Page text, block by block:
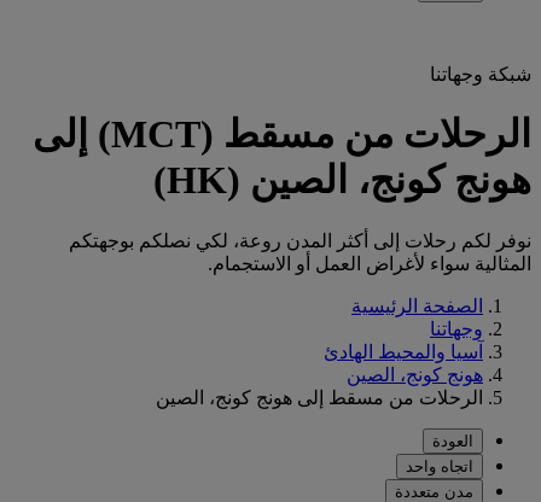
شبكة وجهاتنا
الرحلات من مسقط (MCT) إلى
هونج كونج، الصين (HK)
نوفر لكم رحلات إلى أكثر المدن روعة، لكي نصلكم بوجهتكم
المثالية سواء لأغراض العمل أو الاستجمام.
الصفحة الرئيسية
وجهاتنا
آسيا والمحيط الهادئ
هونج كونج، الصين
الرحلات من مسقط إلى هونج كونج، الصين
العودة
اتجاه واحد
مدن متعددة